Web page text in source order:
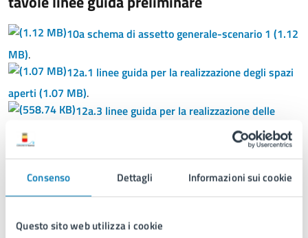
Consenso Dettagli Informazioni sui cookie
Questo sito web utilizza i cookie
10a schema di assetto generale-scenario 1 (1.12
MB).
12a.1 linee guida per la realizzazione degli spazi
aperti (1.07 MB).
12a.3 linee guida per la realizzazione delle
strade
12b.2 gli isolati polder principi insediativi
(530.78 KB)
13a mobilità e infrastrutture dell’ambito 13
13c mobilità e infrastrutture dell’ambito 13-